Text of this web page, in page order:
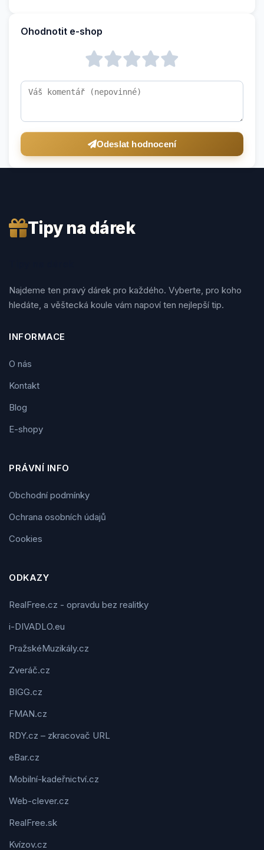
Ohodnotit e-shop
Odeslat hodnocení
Tipy na dárek
Najdeme ten pravý dárek pro každého. Vyberte, pro koho
hledáte, a věštecká koule vám napoví ten nejlepší tip.
INFORMACE
O nás
Kontakt
Blog
E-shopy
PRÁVNÍ INFO
Obchodní podmínky
Ochrana osobních údajů
Cookies
ODKAZY
RealFree.cz - opravdu bez realitky
i-DIVADLO.eu
PražskéMuzikály.cz
Zveráč.cz
BIGG.cz
FMAN.cz
RDY.cz – zkracovač URL
eBar.cz
Mobilní-kadeřnictví.cz
Web-clever.cz
RealFree.sk
Kvízov.cz